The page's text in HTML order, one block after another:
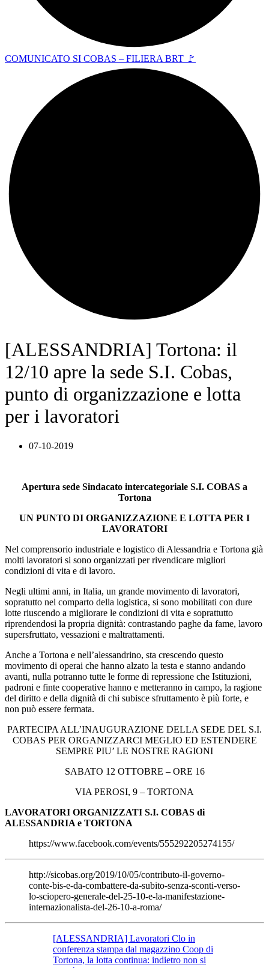
COMUNICATO SI COBAS – FILIERA BRT 🚩
[ALESSANDRIA] Tortona: il
12/10 apre la sede S.I. Cobas,
punto di organizzazione e lotta
per i lavoratori
07-10-2019
Apertura sede Sindacato intercategoriale S.I. COBAS a
Tortona
UN PUNTO DI ORGANIZZAZIONE E LOTTA PER I
LAVORATORI
Nel comprensorio industriale e logistico di Alessandria e Tortona già
molti lavoratori si sono organizzati per rivendicare migliori
condizioni di vita e di lavoro.
Negli ultimi anni, in Italia, un grande movimento di lavoratori,
sopratutto nel comparto della logistica, si sono mobilitati con dure
lotte riuscendo a migliorare le condizioni di vita e soprattutto
riprendendosi la propria dignità: contrastando paghe da fame, lavoro
supersfruttato, vessazioni e maltrattamenti.
Anche a Tortona e nell’alessandrino, sta crescendo questo
movimento di operai che hanno alzato la testa e stanno andando
avanti, nulla potranno tutte le forme di repressione che Istituzioni,
padroni e finte cooperative hanno e metteranno in campo, la ragione
del diritto e della dignità di chi subisce sfruttamento è più forte, e
non può essere fermata.
PARTECIPA ALL’INAUGURAZIONE DELLA SEDE DEL S.I.
COBAS PER ORGANIZZARCI MEGLIO ED ESTENDERE
SEMPRE PIU’ LE NOSTRE RAGIONI
SABATO 12 OTTOBRE – ORE 16
VIA PEROSI, 9 – TORTONA
LAVORATORI ORGANIZZATI S.I. COBAS di
ALESSANDRIA e TORTONA
https://www.facebook.com/events/555292205274155/
http://sicobas.org/2019/10/05/contributo-il-governo-
conte-bis-e-da-combattere-da-subito-senza-sconti-verso-
lo-sciopero-generale-del-25-10-e-la-manifestazione-
internazionalista-del-26-10-a-roma/
[ALESSANDRIA] Lavoratori Clo in
conferenza stampa dal magazzino Coop di
Tortona, la lotta continua: indietro non si